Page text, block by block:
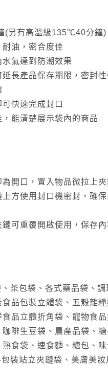
另有高溫級135℃40分鐘)
油，密合度佳
氣達到防潮效果
長產品保存期限，密封
快速完成封口
能清楚展示袋內的商品
開口，置入物品微拉上
方使用封口機密封，確
可重覆開啟使用，保存
茶包袋、各式藥品袋、
品包裝立體袋、五殼雜
品立體折角袋、寵物食
啡生豆袋、農產品袋、
食袋、速食麵、糖包、
裝站立夾鏈袋、美膚美